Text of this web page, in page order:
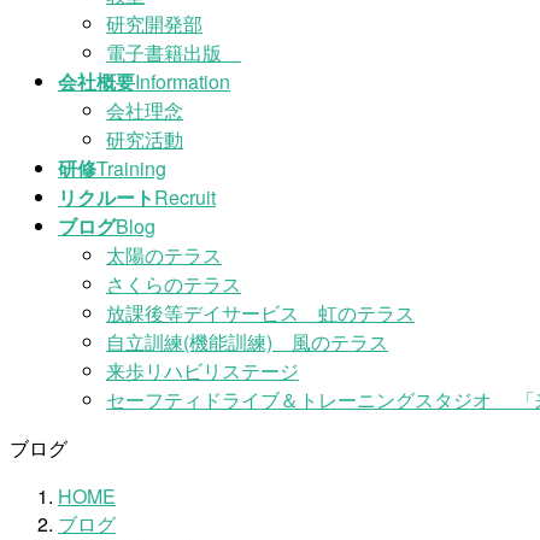
研究開発部
電子書籍出版
会社概要Information
会社理念
研究活動
研修Training
リクルートRecruit
ブログBlog
太陽のテラス
さくらのテラス
放課後等デイサービス 虹のテラス
自立訓練(機能訓練) 風のテラス
来歩リハビリステージ
セーフティドライブ＆トレーニングスタジオ 「
ブログ
HOME
ブログ